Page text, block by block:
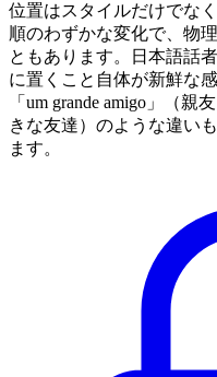
位置はスタイルだけでな
順のわずかな変化で、物
ともあります。日本語話
に置くこと自体が新鮮な
「um grande amigo」（親
きな友達）のような違い
ます。